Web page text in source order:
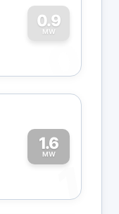
0.9
MW
0
1.6
MW
1